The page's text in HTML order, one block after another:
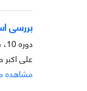
بررسی
دوره 10، شماره 2، آذر 1399، صفحه
علی
مشاهده